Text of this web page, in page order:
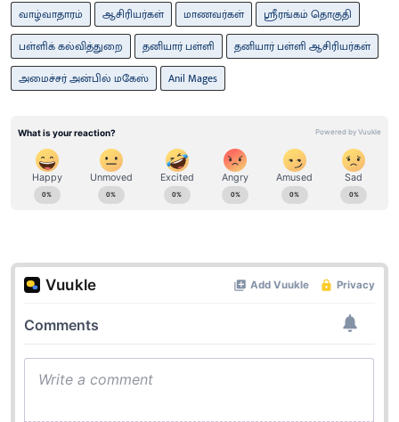
வாழ்வாதாரம் ஆசிரியர்கள் மாணவர்கள்
ஸ்ரீரங்கம் தொகுதி
பள்ளிக் கல்வித்துறை
தனியார் பள்ளி
தனியார் பள்ளி ஆசிரியர்கள்
அமைச்சர் அன்பில் மகேஸ்
Anil Mages